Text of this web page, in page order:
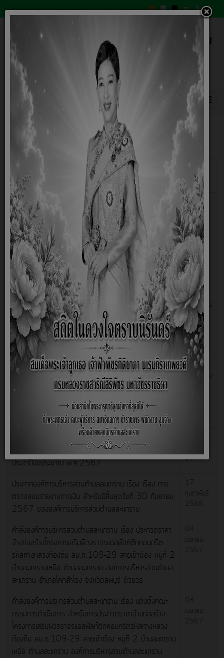
แสดง
ชื่อ
วันเผย
แพร่
ประกาศองค์การบริหารส่วนตำบลสะแกราบ เรื่อง แจ้งผลการ
ตรวจสอบคุณภาพน้ำประปาโดยเครื่องมือภาคสนามอย่างง่าย
ประจำปีงบประมาณ พ.ศ.2568
30
กันยายน
2568
ประกาศองค์การบริหารส่วนตำบลสะแกราบ เรื่อง เรื่อง การ
ตรวจสอบรายงานการเงิน สำหรับปีสิ้นสุดวันที่ 30 กันยายน
2568 ขององค์การบริหารส่วนตำบลสะแกราบ
27
มกราคม
2569
คำสั่งองค์การบริหารส่วนตำบลสะแกราบ เรื่อง ประกวดราคา
จ้างก่อสร้างโครงการเสริมผิวจราจรแอสฟัลท์ติกคอนกรีต
รหัสทางหลวงท้องถิ่น ลบ.ถ.109-13 สายนานายหิน เปีย
นุ่ม ถึงนานายเบน กุลเกตุ หมู่ที่ 15 บ้านใหม่โคกพรม อำเภอ
โคกสำโรง จังหวัดลพบุรี ด้วยวิธีประกวดราคาอ
28
พฤศจิกายน
2567
คำสั่งองค์การบริหารส่วนตำบลสะแกราบ เรื่อง ประกวดราคา
จ้างก่อสร้างโครงการเสริมผิวจราจรแอสฟัลท์ติกคอนกรีต
รหัสทางหลวงท้องถิ่น ลบ.ถ.109-13 สายบ้านสะพานคง
ตำบลสะแกราบ - หมูที่ 1 บ้านเกาะรี ตำบลดงมะรุม หมู่ที่ 4
บ้านสะพานคง ตำบลสะแกราบ อำเภอโคกสำโรง จังหวัดล
15
พฤศจิกายน
ประกาศองค์การบริหารส่วนตำบลสะแกราบ เรื่อง แจ้งผลการ
ตรวจสอบคุณภาพน้ำประปาโดยเครื่องมือภาคสนามอย่างง่าย
ประจำปีงบประมาณ พ.ศ.2567
2568
ประกาศองค์การบริหารส่วนตำบลสะแกราบ เรื่อง เรื่อง การ
ตรวจสอบรายงานการเงิน สำหรับปีสิ้นสุดวันที่ 30 กันยายน
2567 ขององค์การบริหารส่วนตำบลสะแกราบ
17
กุมภาพันธ์
2568
คำสั่งองค์การบริหารส่วนตำบลสะแกราบ เรื่อง ประกวดราคา
จ้างก่อสร้างโครงการเสริมผิวจราจรแอสฟัลท์ติกคอนกรีต
รหัสทางหลวงท้องถิ่น ลบ.ถ.109-29 สายเข้าฆ้อง หมู่ที่ 2
บ้านสะแกราบเหนือ ตำบลสะแกราบ องค์การบริหารส่วนตำบล
สะแกราบ อำเภอโคกสำโรง จังหวัดลพบุรี ด้วยวิธ
04
เมษายน
2567
คำสั่งองค์การบริหารส่วนตำบลสะแกราบ เรื่อง แต่งตั้งคณะ
กรรมการดำเนินการ สำหรับการประกวดราคาจ้างก่อสร้าง
โครงการเสริมผิวจราจรแอสฟัลท์ติกคอนกรีตรหัสทางหลวง
ท้องถิ่น ลบ.ถ.109-29 สายเข้าฆ้อง หมู่ที่ 2 บ้านสะแกราบ
เหนือ ตำบลสะแกราบ องค์การบริหารส่วนตำบลสะแกราบ
03
เมษายน
2567